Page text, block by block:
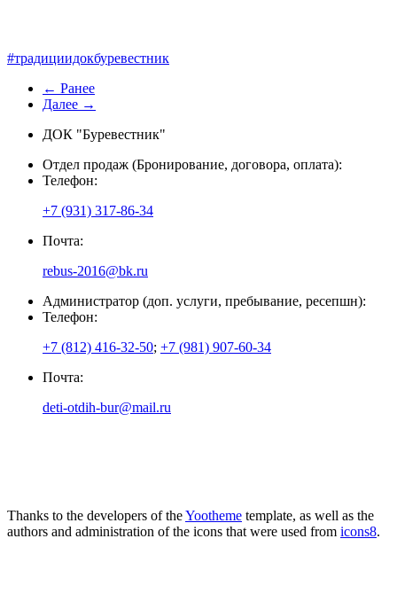
#традициидокбуревестник
← Ранее
Далее →
ДОК "Буревестник"
Отдел продаж (Бронирование, договора, оплата):
Телефон:
+7 (931) 317-86-34
Почта:
rebus-2016@bk.ru
Администратор (доп. услуги, пребывание, ресепшн):
Телефон:
+7 (812) 416-32-50; +7 (981) 907-60-34
Почта:
deti-otdih-bur@mail.ru
Thanks to the developers of theYootheme template, as well as the
authors and administration of the icons that were used from icons8.